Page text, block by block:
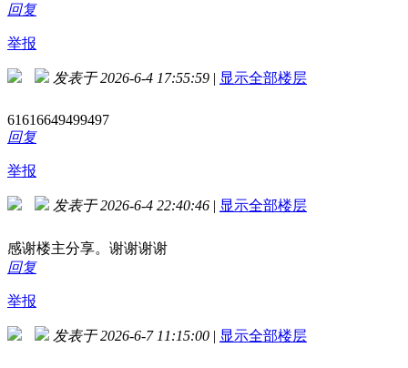
回复
举报
发表于 2026-6-4 17:55:59 | 显示全部楼层
61616649499497
回复
举报
发表于 2026-6-4 22:40:46 | 显示全部楼层
感谢楼主分享。谢谢谢谢
回复
举报
发表于 2026-6-7 11:15:00 | 显示全部楼层